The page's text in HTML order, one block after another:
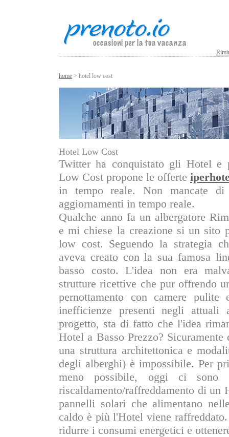
home > hotel low cost
Hotel Low Cost
Twitter ha conquistato gli Hotel e
Low Cost propone le offerte
in tempo reale. Non mancate
aggiornamenti in tempo reale.
Qualche anno fa un albergatore
e mi chiese la creazione si un sito
low cost. Seguendo la strategia
aveva creato con la sua famosa
basso costo. L'idea non era
strutture ricettive che pur offrendo
pernottamento con camere
inefficienze presenti negli
progetto, sta di fatto che l'idea
Hotel a Basso Prezzo?
una struttura architettonica e
degli alberghi) è impossibile. Per
meno possibile, oggi ci sono
riscaldamento/raffreddamento di
pannelli solari che alimentano
caldo è più l'Hotel viene
ridurre i consumi energetici e